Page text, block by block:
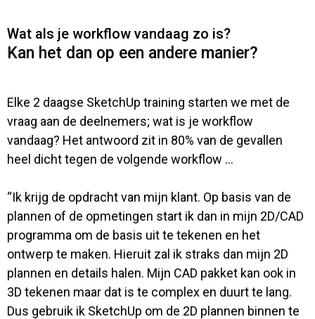
Wat als je workflow vandaag zo is?
Kan het dan op een andere manier?
Elke 2 daagse SketchUp training starten we met de
vraag aan de deelnemers; wat is je workflow
vandaag? Het antwoord zit in 80% van de gevallen
heel dicht tegen de volgende workflow ...
“Ik krijg de opdracht van mijn klant. Op basis van de
plannen of de opmetingen start ik dan in mijn 2D/CAD
programma om de basis uit te tekenen en het
ontwerp te maken. Hieruit zal ik straks dan mijn 2D
plannen en details halen. Mijn CAD pakket kan ook in
3D tekenen maar dat is te complex en duurt te lang.
Dus gebruik ik SketchUp om de 2D plannen binnen te